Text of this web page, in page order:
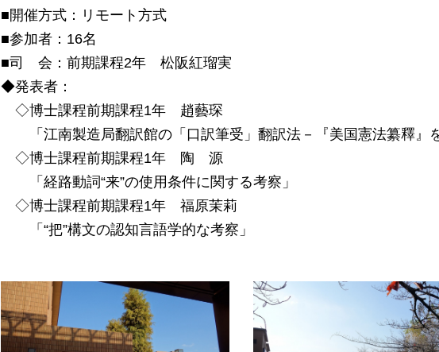
■開催方式：リモート方式
■参加者：16名
■司 会：前期課程2年 松阪紅瑠実
◆発表者：
◇博士課程前期課程1年 趙藝琛
「江南製造局翻訳館の「口訳筆受」翻訳法－『美国憲法纂釋』
◇博士課程前期課程1年 陶 源
「経路動詞“来”の使用条件に関する考察」
◇博士課程前期課程1年 福原茉莉
「“把”構文の認知言語学的な考察」